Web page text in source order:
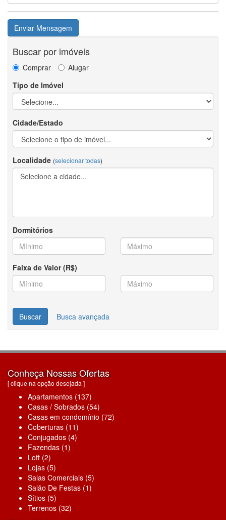
Enviar Mensagem
Buscar por imóveis
Comprar
Alugar
Tipo de Imóvel
Cidade/Estado
Localidade (selecionar todas)
Dormitórios
Faixa de Valor (R$)
Busca avançada
Conheça Nossas Ofertas
[ clique na opção desejada ]
Apartamentos (137)
Casas / Sobrados (54)
Casas em condomínio (72)
Coberturas (11)
Conjugados (4)
Fazendas (1)
Loft (2)
Lojas (5)
Salas Comerciais (5)
Salão De Festas (1)
Sítios (5)
Terrenos (32)